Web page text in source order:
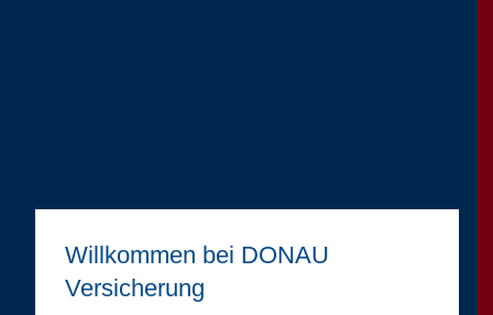
Willkommen bei DONAU
Versicherung